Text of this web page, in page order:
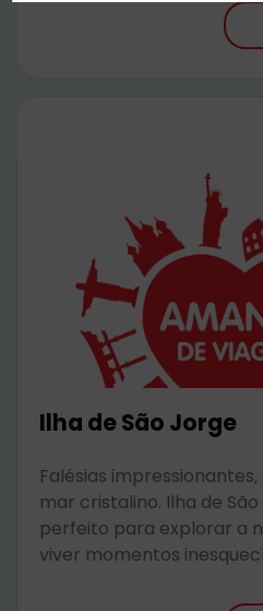
Ilha de São Jorge
Falésias
mar cristalino. Ilha de
perfeito para explorar a
viver momentos